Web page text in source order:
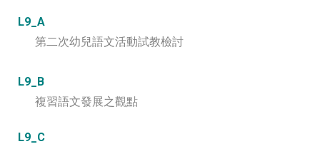
L9_A
第二次幼兒語文活動試教檢討
L9_B
複習語文發展之觀點
L9_C